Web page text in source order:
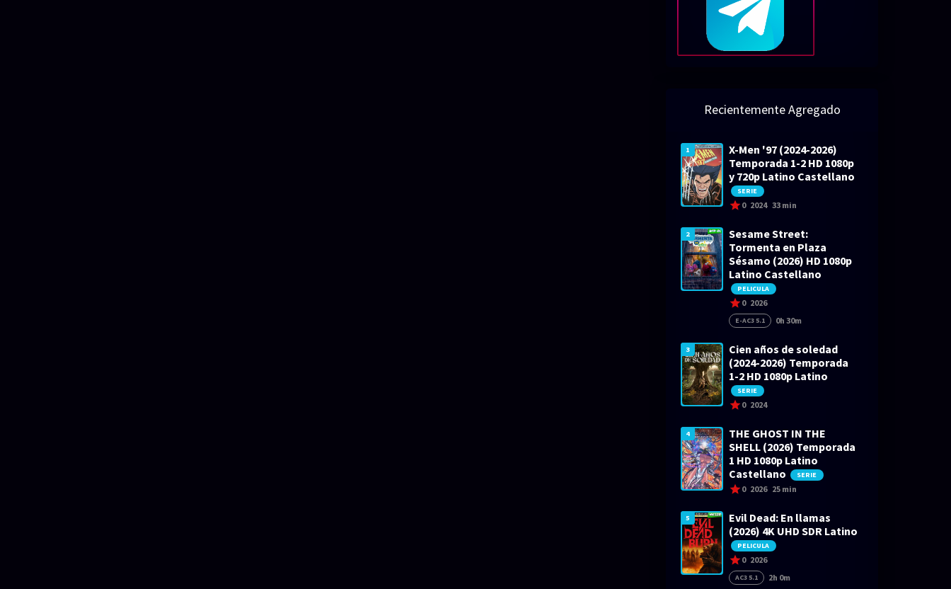
Recientemente Agregado
1
X-Men '97 (2024-2026)
Temporada 1-2 HD 1080p
y 720p Latino Castellano
SERIE
0 2024 33 min
2
Sesame Street:
Tormenta en Plaza
Sésamo (2026) HD 1080p
Latino Castellano
PELICULA
0 2026
E-AC3 5.1 0h 30m
3
Cien años de soledad
(2024-2026) Temporada
1-2 HD 1080p Latino
SERIE
0 2024
4
THE GHOST IN THE
SHELL (2026) Temporada
1 HD 1080p Latino
Castellano
SERIE
0 2026 25 min
5
Evil Dead: En llamas
(2026) 4K UHD SDR Latino
PELICULA
0 2026
AC3 5.1 2h 0m